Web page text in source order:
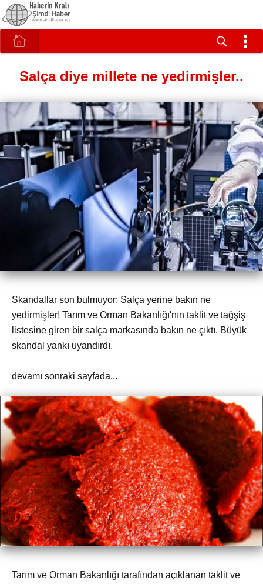
Salça diye millete ne yedirmişler..
Skandallar son bulmuyor: Salça yerine bakın ne
yedirmişler! Tarım ve Orman Bakanlığı'nın taklit ve tağşiş
listesine giren bir salça markasında bakın ne çıktı. Büyük
skandal yankı uyandırdı.
devamı sonraki sayfada...
Tarım ve Orman Bakanlığı tarafından açıklanan taklit ve